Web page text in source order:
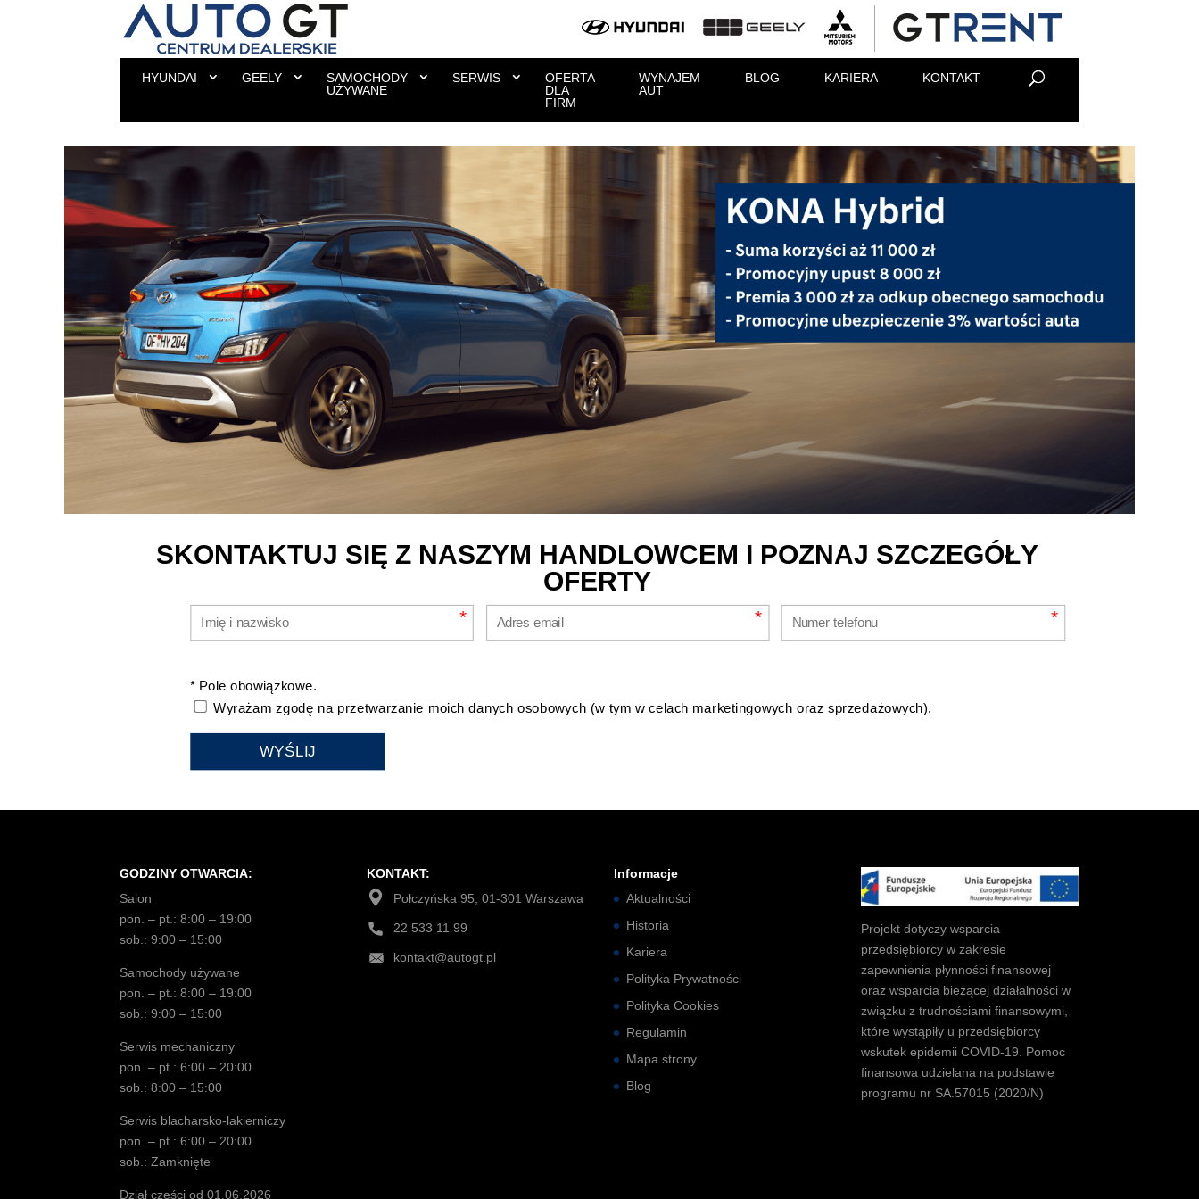
HYUNDAI GEELY
SAMOCHODY
UŻYWANE
SERWIS
OFERTA
DLA
FIRM
WYNAJEM
AUT
BLOG KARIERA KONTAKT
SKONTAKTUJ SIĘ Z NASZYM HANDLOWCEM I POZNAJ SZCZEGÓŁY
OFERTY
* * *
* Pole obowiązkowe.
Wyrażam zgodę na przetwarzanie moich danych osobowych (w tym w celach marketingowych oraz sprzedażowych).
GODZINY OTWARCIA:
Salon
pon. – pt.: 8:00 – 19:00
sob.: 9:00 – 15:00
Samochody używane
pon. – pt.: 8:00 – 19:00
sob.: 9:00 – 15:00
Serwis mechaniczny
pon. – pt.: 6:00 – 20:00
sob.: 8:00 – 15:00
Serwis blacharsko-lakierniczy
pon. – pt.: 6:00 – 20:00
sob.: Zamknięte
Dział części od 01.06.2026
KONTAKT:
Połczyńska 95, 01-301 Warszawa
22 533 11 99
kontakt@autogt.pl
Informacje
Aktualności
Historia
Kariera
Polityka Prywatności
Polityka Cookies
Regulamin
Mapa strony
Blog
Projekt dotyczy wsparcia
przedsiębiorcy w zakresie
zapewnienia płynności finansowej
oraz wsparcia bieżącej działalności w
związku z trudnościami finansowymi,
które wystąpiły u przedsiębiorcy
wskutek epidemii COVID-19. Pomoc
finansowa udzielana na podstawie
programu nr SA.57015 (2020/N)